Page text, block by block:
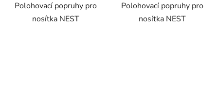
Polohovací popruhy pro
nosítka NEST
Polohovací popruhy pro
nosítka NEST